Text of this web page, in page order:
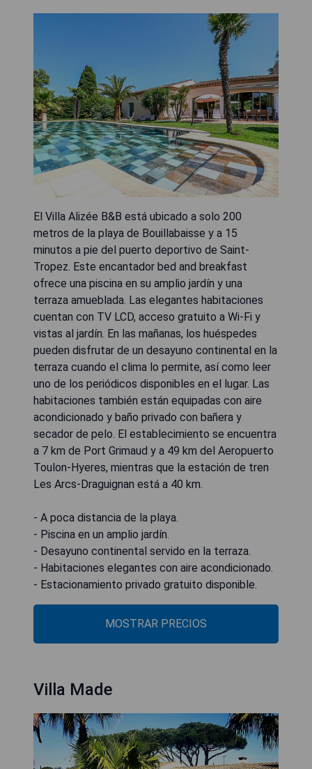
El Villa Alizée B&B está ubicado a solo 200
metros de la playa de Bouillabaisse y a 15
minutos a pie del puerto deportivo de Saint-
Tropez. Este encantador bed and breakfast
ofrece una piscina en su amplio jardín y una
terraza amueblada. Las elegantes habitaciones
cuentan con TV LCD, acceso gratuito a Wi-Fi y
vistas al jardín. En las mañanas, los huéspedes
pueden disfrutar de un desayuno continental en la
terraza cuando el clima lo permite, así como leer
uno de los periódicos disponibles en el lugar. Las
habitaciones también están equipadas con aire
acondicionado y baño privado con bañera y
secador de pelo. El establecimiento se encuentra
a 7 km de Port Grimaud y a 49 km del Aeropuerto
Toulon-Hyeres, mientras que la estación de tren
Les Arcs-Draguignan está a 40 km.
- A poca distancia de la playa.
- Piscina en un amplio jardín.
- Desayuno continental servido en la terraza.
- Habitaciones elegantes con aire acondicionado.
- Estacionamiento privado gratuito disponible.
MOSTRAR PRECIOS
Villa Made